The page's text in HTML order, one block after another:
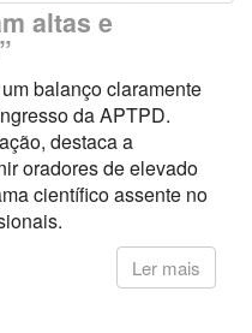
altas e
balanço claramente
da APTPD.
destaca a
oradores de elevado
científico assente no
Ler mais